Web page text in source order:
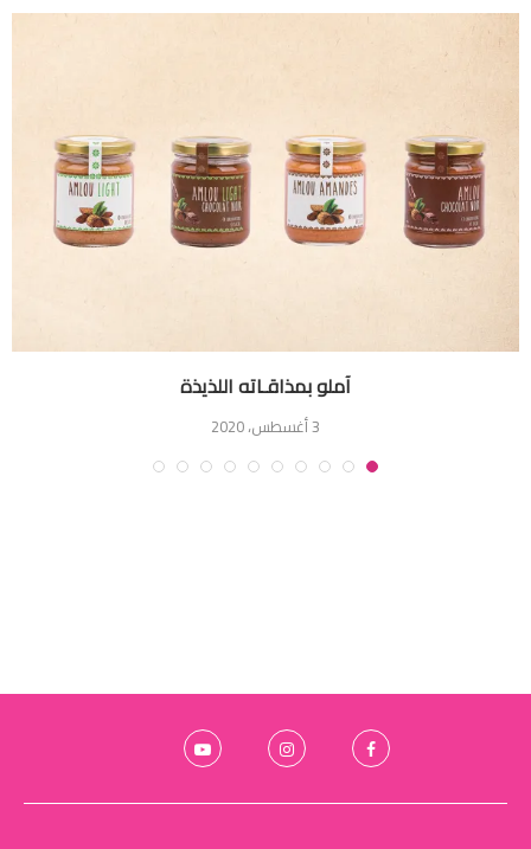
آملو بمذاقـاته اللذيذة
3 أغسطس، 2020